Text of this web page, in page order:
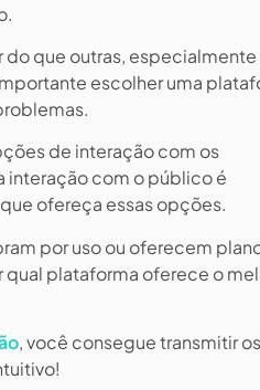
que outras, especialmente
escolher uma
de interação com os
interação com o público é
ofereça essas opções.
por uso ou oferecem
plataforma oferece o
, você consegue transmitir